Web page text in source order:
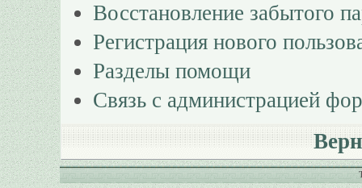
Восстановление забытого
Регистрация нового
Разделы помощи
Связь с администрацией